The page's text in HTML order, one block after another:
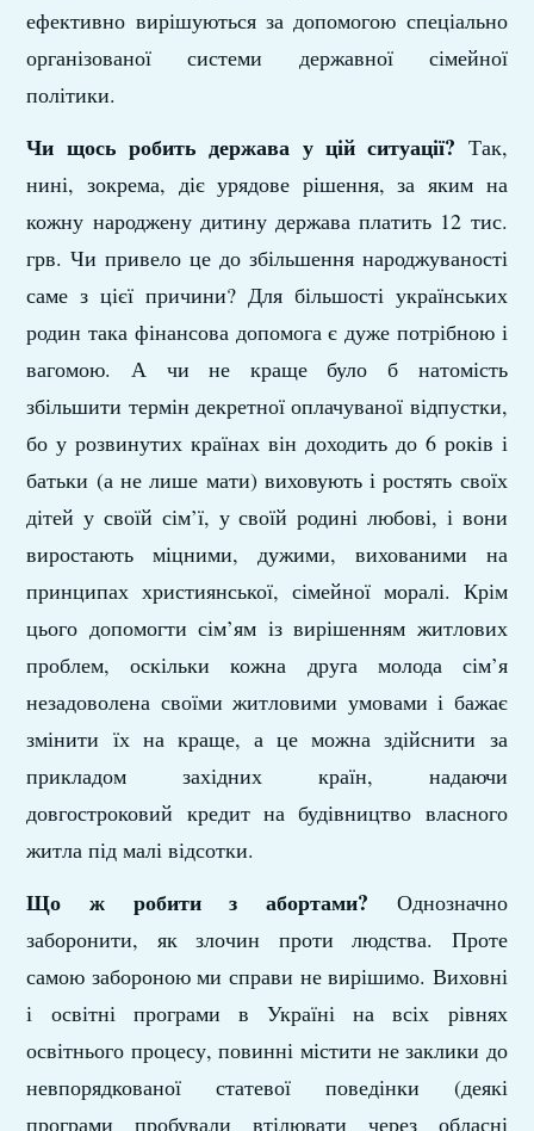
ефективно вирішуються за допомогою спеціально
організованої системи державної сімейної
політики.
Чи щось робить держава у цій ситуації? Так,
нині, зокрема, діє урядове рішення, за яким на
кожну народжену дитину держава платить 12 тис.
грв. Чи привело це до збільшення народжуваності
саме з цієї причини? Для більшості українських
родин така фінансова допомога є дуже потрібною і
вагомою. А чи не краще було б натомість
збільшити термін декретної оплачуваної відпустки,
бо у розвинутих країнах він доходить до 6 років і
батьки (а не лише мати) виховують і ростять своїх
дітей у своїй сім’ї, у своїй родині любові, і вони
виростають міцними, дужими, вихованими на
принципах християнської, сімейної моралі. Крім
цього допомогти сім’ям із вирішенням житлових
проблем, оскільки кожна друга молода сім’я
незадоволена своїми житловими умовами і бажає
змінити їх на краще, а це можна здійснити за
прикладом західних країн, надаючи
довгостроковий кредит на будівництво власного
житла під малі відсотки.
Що ж робити з абортами? Однозначно
заборонити, як злочин проти людства. Проте
самою забороною ми справи не вирішимо. Виховні
і освітні програми в Україні на всіх рівнях
освітнього процесу, повинні містити не заклики до
невпорядкованої статевої поведінки (деякі
програми пробували втілювати через обласні